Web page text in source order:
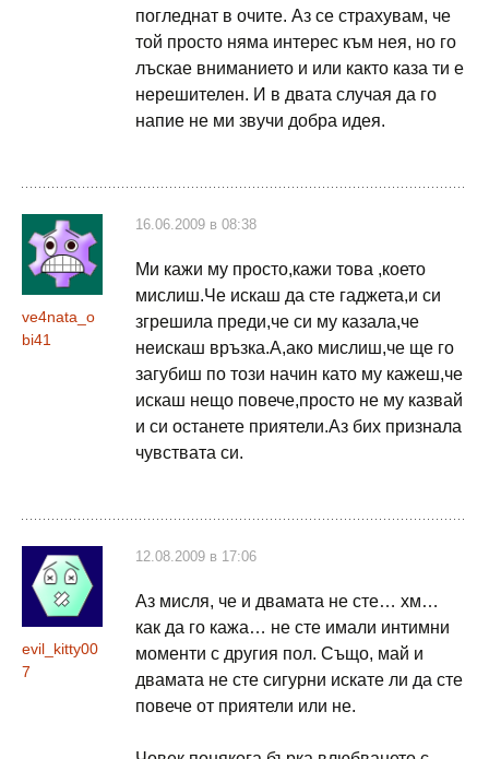
погледнат в очите. Аз се страхувам, че
той просто няма интерес към нея, но го
лъскае вниманието и или както каза ти е
нерешителен. И в двата случая да го
напие не ми звучи добра идея.
ve4nata_o
bi41
16.06.2009 в 08:38
Ми кажи му просто,кажи това ,което
мислиш.Че искаш да сте гаджета,и си
згрешила преди,че си му казала,че
неискаш връзка.А,aко мислиш,че ще го
загубиш по този начин като му кажеш,че
искаш нещо повече,просто не му казвай
и си останете приятели.Аз бих признала
чувствата си.
evil_kitty00
7
12.08.2009 в 17:06
Аз мисля, че и двамата не сте… хм…
как да го кажа… не сте имали интимни
моменти с другия пол. Също, май и
двамата не сте сигурни искате ли да сте
повече от приятели или не.